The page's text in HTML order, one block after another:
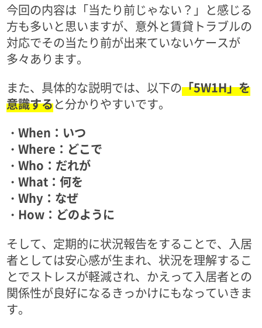
今回の内容は「当たり前じゃない？」と感じる
方も多いと思いますが、意外と賃貸トラブルの
対応でその当たり前が出来ていないケースが
多々あります。
また、具体的な説明では、以下の「5W1H」を
意識すると分かりやすいです。
・When：いつ
・Where：どこで
・Who：だれが
・What：何を
・Why：なぜ
・How：どのように
そして、定期的に状況報告をすることで、入居
者としては安心感が生まれ、状況を理解するこ
とでストレスが軽減され、かえって入居者との
関係性が良好になるきっかけにもなっていきま
す。